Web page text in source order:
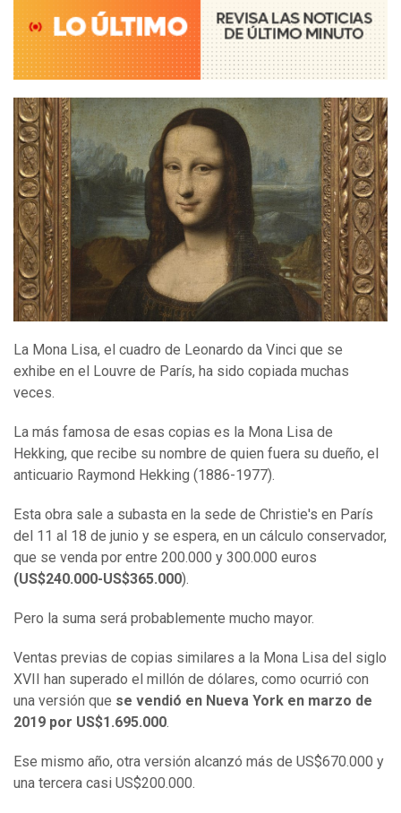
La Mona Lisa, el cuadro de Leonardo da Vinci que se
exhibe en el Louvre de París, ha sido copiada muchas
veces.
La más famosa de esas copias es la Mona Lisa de
Hekking, que recibe su nombre de quien fuera su dueño, el
anticuario Raymond Hekking (1886-1977).
Esta obra sale a subasta en la sede de Christie's en París
del 11 al 18 de junio y se espera, en un cálculo conservador,
que se venda por entre 200.000 y 300.000 euros
(US$240.000-US$365.000).
Pero la suma será probablemente mucho mayor.
Ventas previas de copias similares a la Mona Lisa del siglo
XVII han superado el millón de dólares, como ocurrió con
una versión que se vendió en Nueva York en marzo de
2019 por US$1.695.000.
Ese mismo año, otra versión alcanzó más de US$670.000 y
una tercera casi US$200.000.